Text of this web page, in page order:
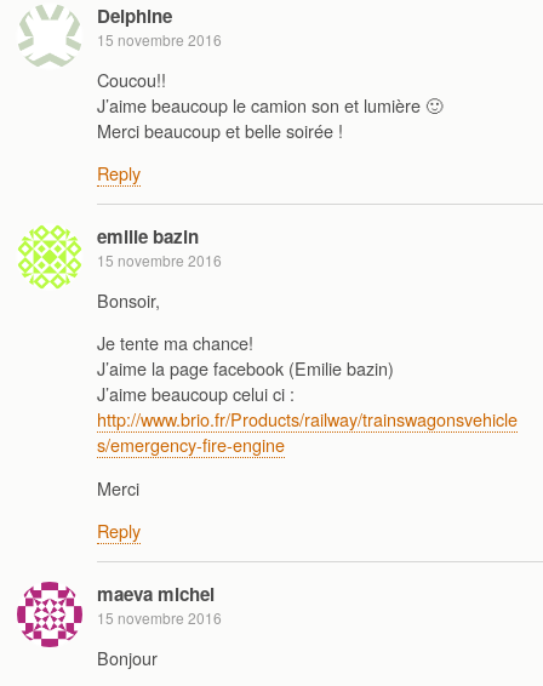
Delphine
15 novembre 2016
Coucou!!
J’aime beaucoup le camion son et lumière 🙂
Merci beaucoup et belle soirée !
Reply
emilie bazin
15 novembre 2016
Bonsoir,
Je tente ma chance!
J’aime la page facebook (Emilie bazin)
J’aime beaucoup celui ci :
http://www.brio.fr/Products/railway/trainswagonsvehicle
s/emergency-fire-engine
Merci
Reply
maeva michel
15 novembre 2016
Bonjour